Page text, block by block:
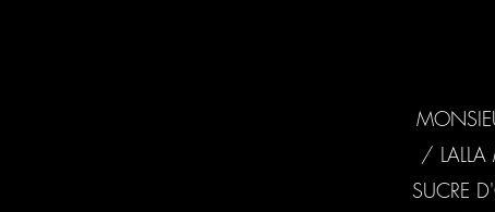
/
SUCRE